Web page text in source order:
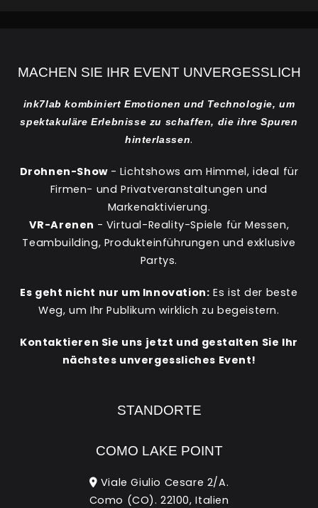
MACHEN SIE IHR EVENT UNVERGESSLICH
ink7lab kombiniert Emotionen und Technologie, um
spektakuläre Erlebnisse zu schaffen, die ihre Spuren
hinterlassen.
Drohnen-Show - Lichtshows am Himmel, ideal für
Firmen- und Privatveranstaltungen und
Markenaktivierung.
VR-Arenen - Virtual-Reality-Spiele für Messen,
Teambuilding, Produkteinführungen und exklusive
Partys.
Es geht nicht nur um Innovation: Es ist der beste
Weg, um Ihr Publikum wirklich zu begeistern.
Kontaktieren Sie uns jetzt und gestalten Sie Ihr
nächstes unvergessliches Event!
STANDORTE
COMO LAKE POINT
Viale Giulio Cesare 2/A.
Como (CO). 22100, Italien